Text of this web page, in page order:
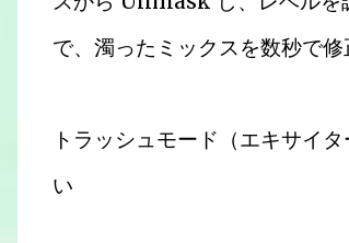
で、濁ったミックスを数秒で修
トラッシュモード（エキサイ
い